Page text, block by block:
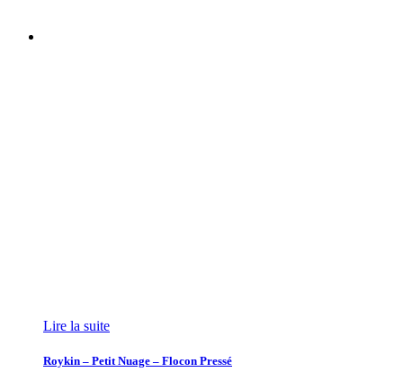
Lire la suite
Roykin – Petit Nuage – Flocon Pressé